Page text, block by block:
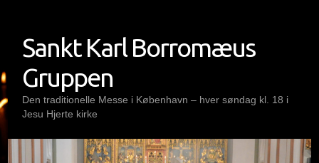
contentSankt Karl Borromæus
Gruppen
Den traditionelle Messe i København – hver søndag kl. 18 i
Jesu Hjerte kirke